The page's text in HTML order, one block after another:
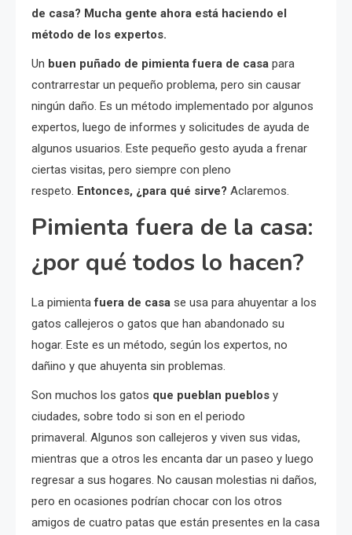
de casa? Mucha gente ahora está haciendo el
método de los expertos.
Un buen puñado de pimienta fuera de casa para
contrarrestar un pequeño problema, pero sin causar
ningún daño. Es un método implementado por algunos
expertos, luego de informes y solicitudes de ayuda de
algunos usuarios. Este pequeño gesto ayuda a frenar
ciertas visitas, pero siempre con pleno
respeto. Entonces, ¿para qué sirve? Aclaremos.
Pimienta fuera de la casa:
¿por qué todos lo hacen?
La pimientafuera de casa se usa para ahuyentar a los
gatos callejeros o gatos que han abandonado su
hogar. Este es un método, según los expertos, no
dañino y que ahuyenta sin problemas.
Son muchos los gatos que pueblan pueblos y
ciudades, sobre todo si son en el periodo
primaveral. Algunos son callejeros y viven sus vidas,
mientras que a otros les encanta dar un paseo y luego
regresar a sus hogares. No causan molestias ni daños,
pero en ocasiones podrían chocar con los otros
amigos de cuatro patas que están presentes en la casa